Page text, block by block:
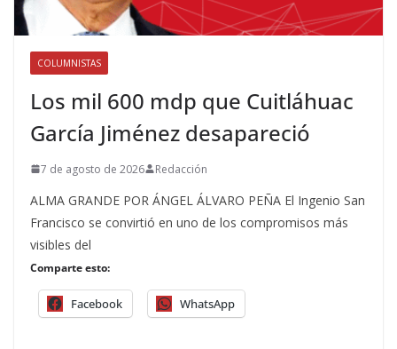
COLUMNISTAS
Los mil 600 mdp que Cuitláhuac
García Jiménez desapareció
7 de agosto de 2026 Redacción
ALMA GRANDE POR ÁNGEL ÁLVARO PEÑA El Ingenio San
Francisco se convirtió en uno de los compromisos más
visibles del
Comparte esto:
Facebook WhatsApp